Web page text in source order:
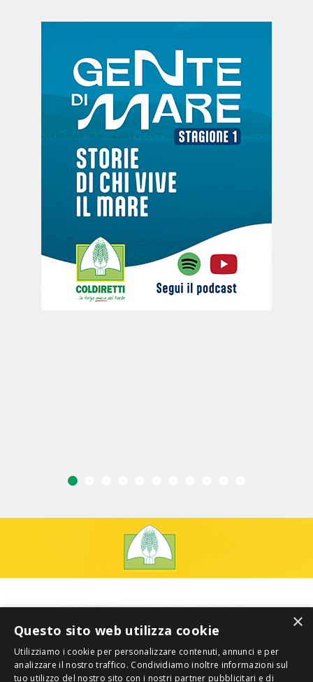
×
Questo sito web utilizza cookie
Utilizziamo i cookie per personalizzare contenuti, annunci e per
analizzare il nostro traffico. Condividiamo inoltre informazioni sul
tuo utilizzo del nostro sito con i nostri partner pubblicitari e di